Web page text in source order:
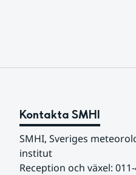
Kontakta SMHI
SMHI, Sveriges
institut
Reception och växel: